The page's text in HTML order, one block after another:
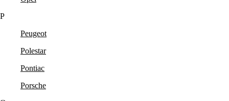
P
Peugeot
Polestar
Pontiac
Porsche